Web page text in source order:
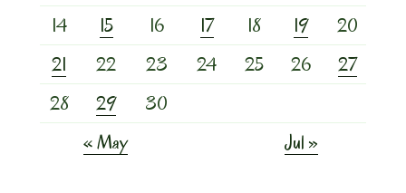
14
15 16 17 18 19
20
21
22 23 24 25 26
27
28
29
30
« May
Jul »